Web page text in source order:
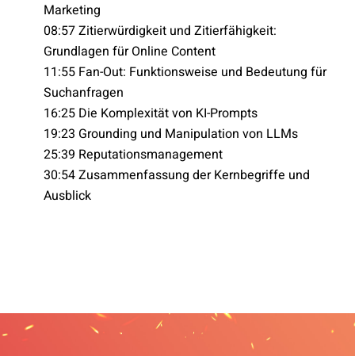
Marketing
08:57 Zitierwürdigkeit und Zitierfähigkeit:
Grundlagen für Online Content
11:55 Fan-Out: Funktionsweise und Bedeutung für
Suchanfragen
16:25 Die Komplexität von KI-Prompts
19:23 Grounding und Manipulation von LLMs
25:39 Reputationsmanagement
30:54 Zusammenfassung der Kernbegriffe und
Ausblick